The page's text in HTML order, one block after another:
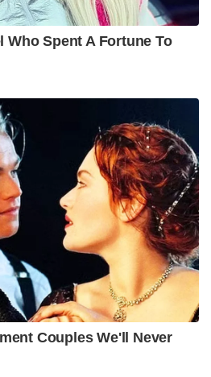
Who Spent A Fortune To
Couples We'll Never